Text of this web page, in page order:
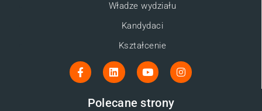
Władze wydziału
Kandydaci
Kształcenie
Polecane strony